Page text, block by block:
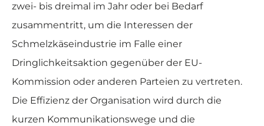
zwei- bis dreimal im Jahr oder bei Bedarf
zusammentritt, um die Interessen der
Schmelzkäseindustrie im Falle einer
Dringlichkeitsaktion gegenüber der EU-
Kommission oder anderen Parteien zu vertreten.
Die Effizienz der Organisation wird durch die
kurzen Kommunikationswege und die